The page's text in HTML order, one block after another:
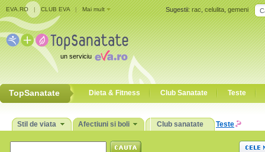
Sugestii: rac,celulita,gemeni
EVA.RO | CLUB EVA | Mai mult
un serviciu
TopSanatate Dieta & Fitness Club Sanatate Teste
Stil de viata Afectiuni si boli Club sanatate Teste